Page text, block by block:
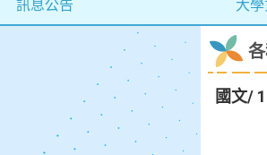
訊息公告 大
國文/